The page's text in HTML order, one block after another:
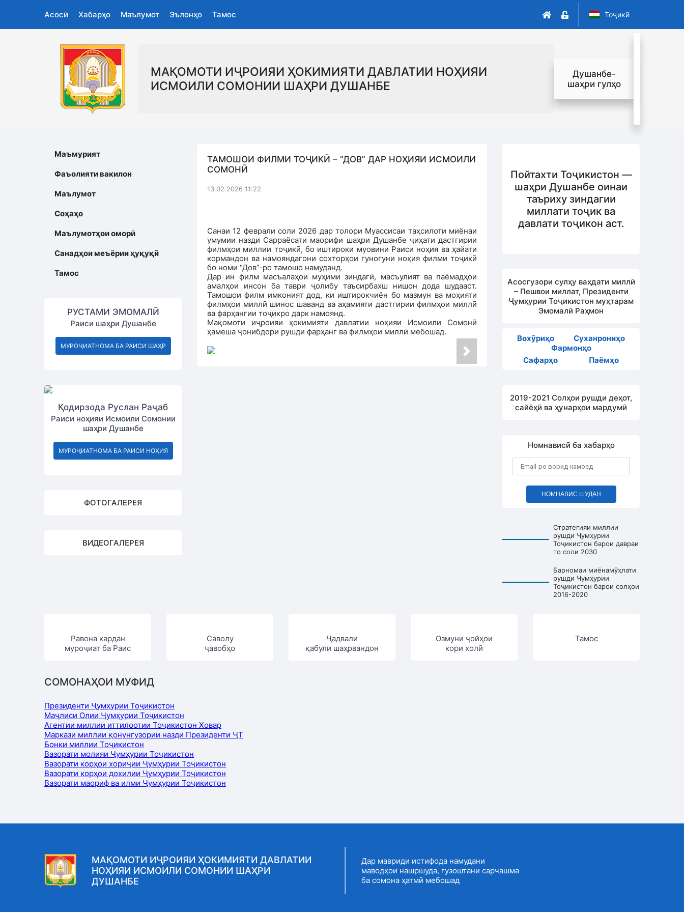
Асосӣ Хабарҳо Маълумот Эълонҳо Тамос Тоҷикӣ
МАҚОМОТИ ИҶРОИЯИ ҲОКИМИЯТИ ДАВЛАТИИ НОҲИЯИ
ИСМОИЛИ СОМОНИИ ШАҲРИ ДУШАНБЕ
Душанбе-
шаҳри гулҳо
Маъмурият
Фаъолияти вакилон
Маълумот
Соҳаҳо
Маълумотҳои оморӣ
Санадҳои меъёрии ҳуқуқӣ
Тамос
РУСТАМИ ЭМОМАЛӢ
Раиси шаҳри Душанбе
МУРОҶИАТНОМА БА РАИСИ ШАҲР
Қодирзода Руслан Раҷаб
Раиси ноҳияи Исмоили Сомонии
шаҳри Душанбе
МУРОҶИАТНОМА БА РАИСИ НОҲИЯ
ФОТОГАЛЕРЕЯ
ВИДЕОГАЛЕРЕЯ
ТАМОШОИ ФИЛМИ ТОҶИКӢ – “ДОВ” ДАР НОҲИЯИ ИСМОИЛИ
СОМОНӢ
13.02.2026 11:22
Санаи 12 феврали соли 2026 дар толори Муассисаи таҳсилоти миёнаи
умумии назди Сарраёсати маорифи шаҳри Душанбе ҷиҳати дастгирии
филмҳои миллии тоҷикӣ, бо иштироки муовини Раиси ноҳия ва ҳайати
кормандон ва намояндагони сохторҳои гуногуни ноҳия филми тоҷикӣ
бо номи “Дов”-ро тамошо намуданд.
Дар ин филм масъалаҳои муҳими зиндагӣ, масъулият ва паёмадҳои
амалҳои инсон ба таври ҷолибу таъсирбахш нишон дода шудааст.
Тамошои филм имконият дод, ки иштирокчиён бо мазмун ва моҳияти
филмҳои миллӣ шинос шаванд ва аҳамияти дастгирии филмҳои миллӣ
ва фарҳангии тоҷикро дарк намоянд.
Мақомоти иҷроияи ҳокимияти давлатии ноҳияи Исмоили Сомонӣ
ҳамеша ҷонибдори рушди фарҳанг ва филмҳои миллӣ мебошад.
Пойтахти Тоҷикистон —
шаҳри Душанбе оинаи
таъриху зиндагии
миллати тоҷик ва
давлати тоҷикон аст.
Асосгузори сулҳу ваҳдати миллӣ
– Пешвои миллат, Президенти
Ҷумҳурии Тоҷикистон муҳтарам
Эмомалӣ Раҳмон
Вохӯриҳо
Суханрониҳо
Фармонҳо
Сафарҳо
Паёмҳо
2019-2021 Солҳои рушди деҳот,
сайёҳӣ ва ҳунарҳои мардумӣ
Номнависӣ ба хабарҳо
НОМНАВИС ШУДАН
Стратегияи миллии
рушди Ҷумҳурии
Тоҷикистон барои давраи
то соли 2030
Барномаи миёнамӯҳлати
рушди Ҹумҳурии
Тоҷикистон барои солҳои
2016-2020
Равона кардан
муроҷиат ба Раис
Саволу
ҷавобҳо
Ҷадвали
қабули шаҳрвандон
Озмуни ҷойҳои
кори холӣ
Тамос
СОМОНАҲОИ МУФИД
Президенти Ҷумҳурии Тоҷикистон
Маҷлиси Олии Ҷумҳурии Тоҷикистон
Агентии миллии иттилоотии Тоҷикистон Ховар
Маркази миллии қонунгузории назди Президенти ҶТ
Бонки миллии Тоҷикистон
Вазорати молияи Ҷумҳурии Тоҷикистон
Вазорати корҳои хориҷии Ҷумҳурии Тоҷикистон
Вазорати корҳои дохилии Ҷумҳурии Тоҷикистон
Вазорати маориф ва илми Ҷумҳурии Тоҷикистон
МАҚОМОТИ ИҶРОИЯИ ҲОКИМИЯТИ ДАВЛАТИИ
НОҲИЯИ ИСМОИЛИ СОМОНИИ ШАҲРИ
ДУШАНБЕ
Дар мавриди истифода намудани
маводҳои нашршуда, гузоштани сарчашма
ба сомона ҳатмӣ мебошад